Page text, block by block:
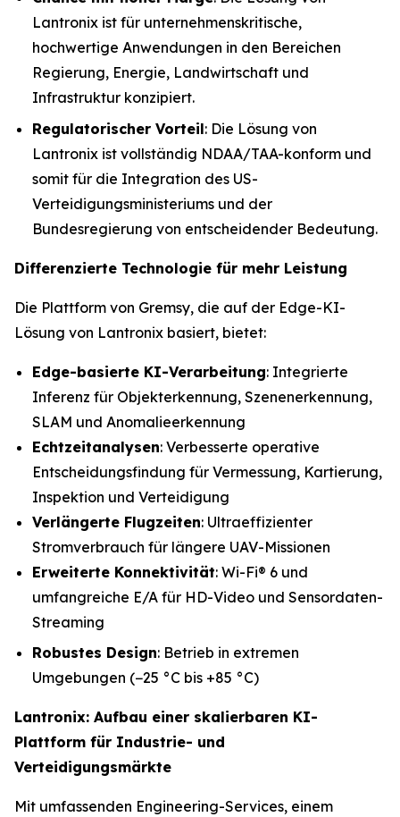
Lantronix ist für unternehmenskritische,
hochwertige Anwendungen in den Bereichen
Regierung, Energie, Landwirtschaft und
Infrastruktur konzipiert.
Regulatorischer Vorteil: Die Lösung von
Lantronix ist vollständig NDAA/TAA-konform und
somit für die Integration des US-
Verteidigungsministeriums und der
Bundesregierung von entscheidender Bedeutung.
Differenzierte Technologie für mehr Leistung
Die Plattform von Gremsy, die auf der Edge-KI-
Lösung von Lantronix basiert, bietet:
Edge-basierte KI-Verarbeitung: Integrierte
Inferenz für Objekterkennung, Szenenerkennung,
SLAM und Anomalieerkennung
Echtzeitanalysen: Verbesserte operative
Entscheidungsfindung für Vermessung, Kartierung,
Inspektion und Verteidigung
Verlängerte Flugzeiten: Ultraeffizienter
Stromverbrauch für längere UAV-Missionen
Erweiterte Konnektivität: Wi-Fi® 6 und
umfangreiche E/A für HD-Video und Sensordaten-
Streaming
Robustes Design: Betrieb in extremen
Umgebungen (−25 °C bis +85 °C)
Lantronix: Aufbau einer skalierbaren KI-
Plattform für Industrie- und
Verteidigungsmärkte
Mit umfassenden Engineering-Services, einem